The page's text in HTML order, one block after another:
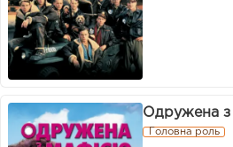
Одружена з
Головна роль